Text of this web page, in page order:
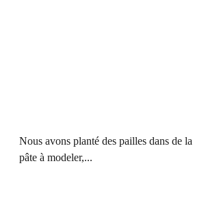
Nous avons planté des pailles dans de la
pâte à modeler,...